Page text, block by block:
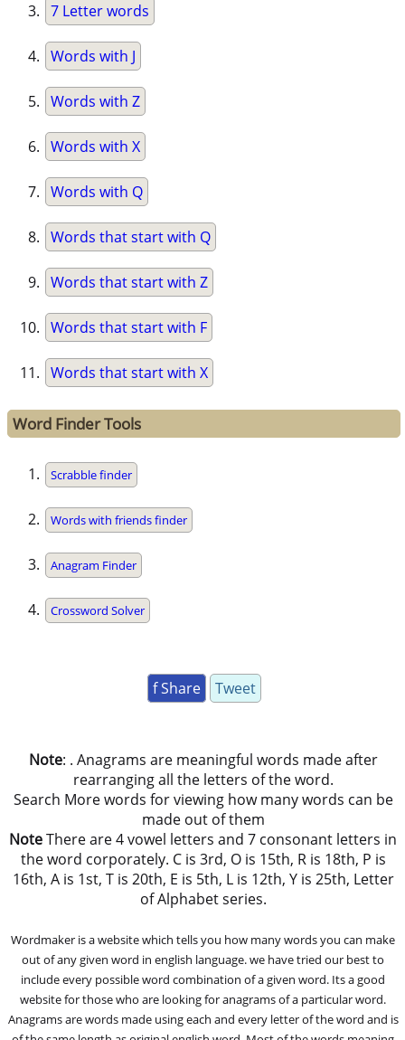
7 Letter words
Words with J
Words with Z
Words with X
Words with Q
Words that start with Q
Words that start with Z
Words that start with F
Words that start with X
Word Finder Tools
Scrabble finder
Words with friends finder
Anagram Finder
Crossword Solver
f Share Tweet
Note: . Anagrams are meaningful words made after
rearranging all the letters of the word.
Search More words for viewing how many words can be
made out of them
NoteThere are 4 vowel letters and 7 consonant letters in
the word corporately. C is 3rd, O is 15th, R is 18th, P is
16th, A is 1st, T is 20th, E is 5th, L is 12th, Y is 25th, Letter
of Alphabet series.
Wordmaker is a website which tells you how many words you can make
out of any given word in english language. we have tried our best to
include every possible word combination of a given word. Its a good
website for those who are looking for anagrams of a particular word.
Anagrams are words made using each and every letter of the word and is